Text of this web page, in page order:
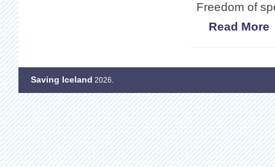
Freedom of
Read More
Saving Iceland 2026.